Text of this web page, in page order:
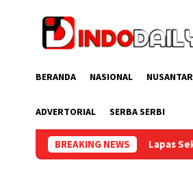
BERANDA NASIONAL
ADVERTORIAL SERBA SERBI
BREAKING NEWS
Lapas Sekayu Gelar Cek Kesehatan